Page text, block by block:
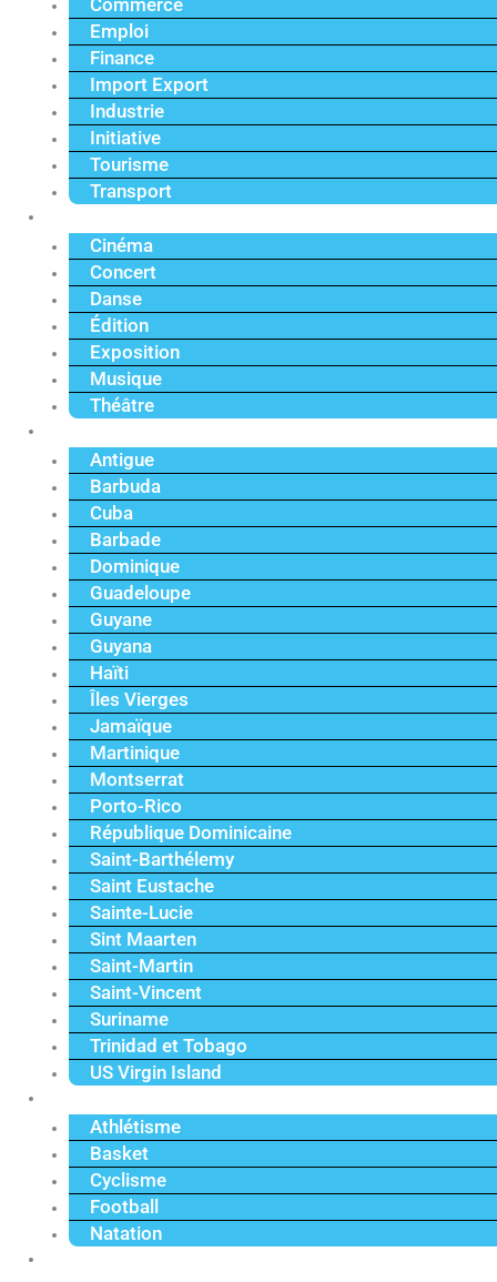
Commerce
Emploi
Finance
Import Export
Industrie
Initiative
Tourisme
Transport
Cinéma
Concert
Danse
Édition
Exposition
Musique
Théâtre
Antigue
Barbuda
Cuba
Barbade
Dominique
Guadeloupe
Guyane
Guyana
Haïti
Îles Vierges
Jamaïque
Martinique
Montserrat
Porto-Rico
République Dominicaine
Saint-Barthélemy
Saint Eustache
Sainte-Lucie
Sint Maarten
Saint-Martin
Saint-Vincent
Suriname
Trinidad et Tobago
US Virgin Island
Athlétisme
Basket
Cyclisme
Football
Natation